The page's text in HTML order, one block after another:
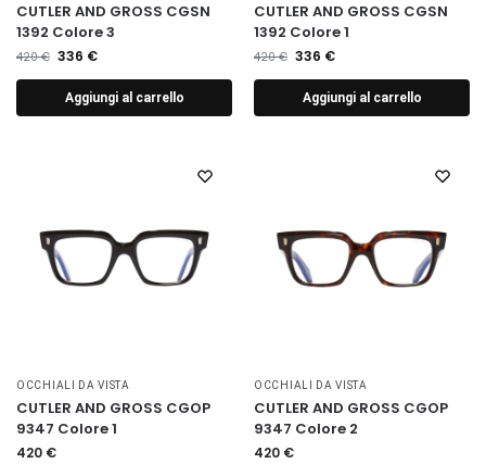
CUTLER AND GROSS CGSN
1392 Colore 3
420€ 336 €
Aggiungi al carrello
CUTLER AND GROSS CGSN
1392 Colore 1
420€ 336 €
Aggiungi al carrello
OCCHIALI DA VISTA
CUTLER AND GROSS CGOP
9347 Colore 1
420 €
OCCHIALI DA VISTA
CUTLER AND GROSS CGOP
9347 Colore 2
420 €